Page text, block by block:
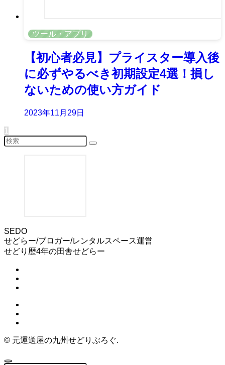
ツール・アプリ
【初心者必見】プライスター導入後
に必ずやるべき初期設定4選！損し
ないための使い方ガイド
2023年11月29日
1
SEDO
せどらー/ブロガー/レンタルスペース運営
せどり歴4年の田舎せどらー
© 元運送屋の九州せどりぶろぐ.